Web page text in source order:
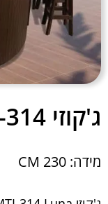
ג'קוזי MTI-314
מידה: 230 CM